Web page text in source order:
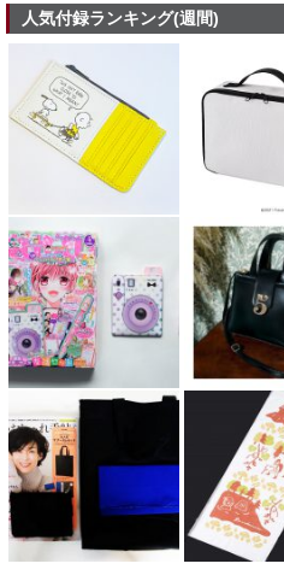
人気付録ランキング(週間)